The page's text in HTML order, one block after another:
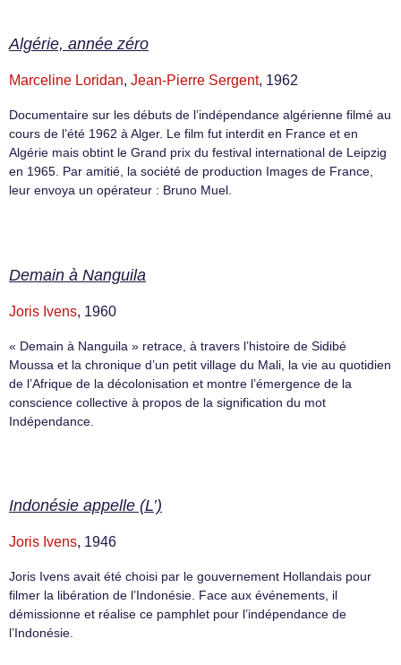
Algérie, année zéro
Marceline Loridan, Jean-Pierre Sergent, 1962
Documentaire sur les débuts de l’indépendance algérienne filmé au
cours de l’été 1962 à Alger. Le film fut interdit en France et en
Algérie mais obtint le Grand prix du festival international de Leipzig
en 1965. Par amitié, la société de production Images de France,
leur envoya un opérateur : Bruno Muel.
Demain à Nanguila
Joris Ivens, 1960
« Demain à Nanguila » retrace, à travers l’histoire de Sidibé
Moussa et la chronique d’un petit village du Mali, la vie au quotidien
de l’Afrique de la décolonisation et montre l’émergence de la
conscience collective à propos de la signification du mot
Indépendance.
Indonésie appelle (L’)
Joris Ivens, 1946
Joris Ivens avait été choisi par le gouvernement Hollandais pour
filmer la libération de l’Indonésie. Face aux événements, il
démissionne et réalise ce pamphlet pour l’indépendance de
l’Indonésie.